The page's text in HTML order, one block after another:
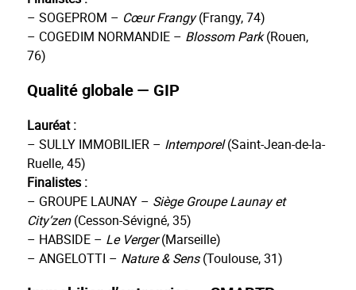
– SOGEPROM – Cœur Frangy(Frangy, 74)
– COGEDIM NORMANDIE – Blossom Park(Rouen,
76)
Qualité globale — GIP
Lauréat :
– SULLY IMMOBILIER – Intemporel(Saint-Jean-de-la-
Ruelle, 45)
Finalistes :
– GROUPE LAUNAY – Siège Groupe Launay et
City’zen(Cesson-Sévigné, 35)
– HABSIDE – Le Verger(Marseille)
– ANGELOTTI – Nature & Sens(Toulouse, 31)